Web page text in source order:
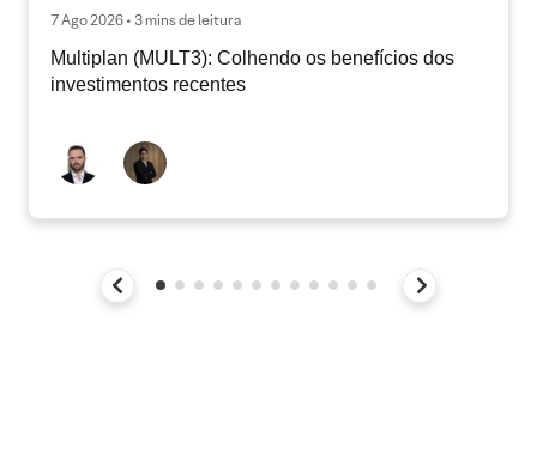
7 Ago 2026 • 3 mins de leitura
Multiplan (MULT3): Colhendo os benefícios dos
investimentos recentes